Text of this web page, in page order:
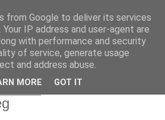
from Google to deliver its services
IP address and user-agent are
with performance and security
of service, generate usage
and address abuse.
MORE GOT IT